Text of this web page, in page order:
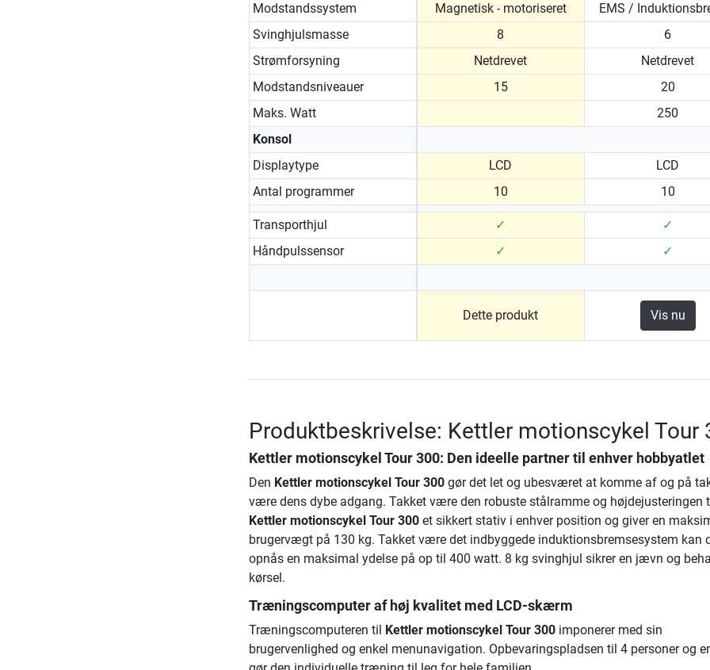
Modstandssystem
Magnetisk - motoriseret
EMS /
Svinghjulsmasse
8
6
Strømforsyning
Netdrevet
Netdrevet
Modstandsniveauer
15
20
Maks. Watt
250
Konsol
Displaytype
LCD
LCD
Antal programmer
10 10
Transporthjul ✓
✓
Håndpulssensor
✓ ✓
Dette produkt Vis nu
Produktbeskrivelse: Kettler motionscykel Tour
Kettler motionscykel Tour 300: Den ideelle partner til enhver hobbyatlet
Den Kettler motionscykel Tour 300gør det let og ubesværet at komme af og på
være dens dybe adgang. Takket være den robuste stålramme og højdejusteringen
Kettler motionscykel Tour 300et sikkert stativ i enhver position og giver en
brugervægt på 130 kg. Takket være det indbyggede induktionsbremsesystem kan
opnås en maksimal ydelse på op til 400 watt. 8 kg svinghjul sikrer en jævn og
kørsel.
Træningscomputer af høj kvalitet med LCD-skærm
Træningscomputeren til Kettler motionscykel Tour 300 imponerer med sin
brugervenlighed og enkel menunavigation. Opbevaringspladsen til 4 personer og